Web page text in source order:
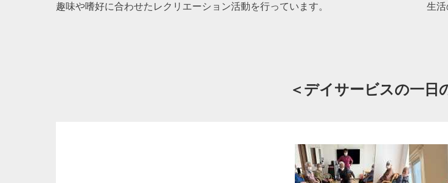
趣味や嗜好に合わせたレクリエーション活動を行っています。 生活
＜デイサービスの一日